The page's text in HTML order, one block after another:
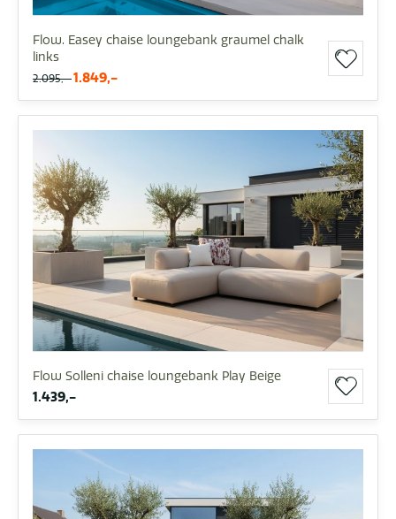
Flow. Easey chaise loungebank graumel chalk
links
2.095,- 1.849,-
Flow Solleni chaise loungebank Play Beige
1.439,-